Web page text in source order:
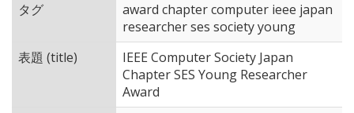
タグ
award chapter computer ieee japan
researcher ses society young
表題 (title)
IEEE Computer Society Japan
Chapter SES Young Researcher
Award